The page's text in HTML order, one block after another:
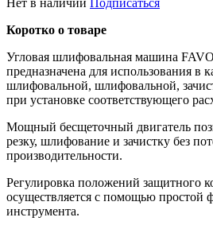
Коротко о товаре
Угловая шлифовальная машина
предназначена для использования в
шлифовальной, шлифовальной,
при установке соответствующего
Мощный бесщеточный двигатель
резку, шлифование и зачистку без
производительности.
Регулировка положений защитного
осуществляется с помощью простой
инструмента.